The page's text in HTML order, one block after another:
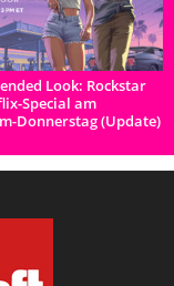
Look: Rockstar
Special am
Donnerstag (Update)